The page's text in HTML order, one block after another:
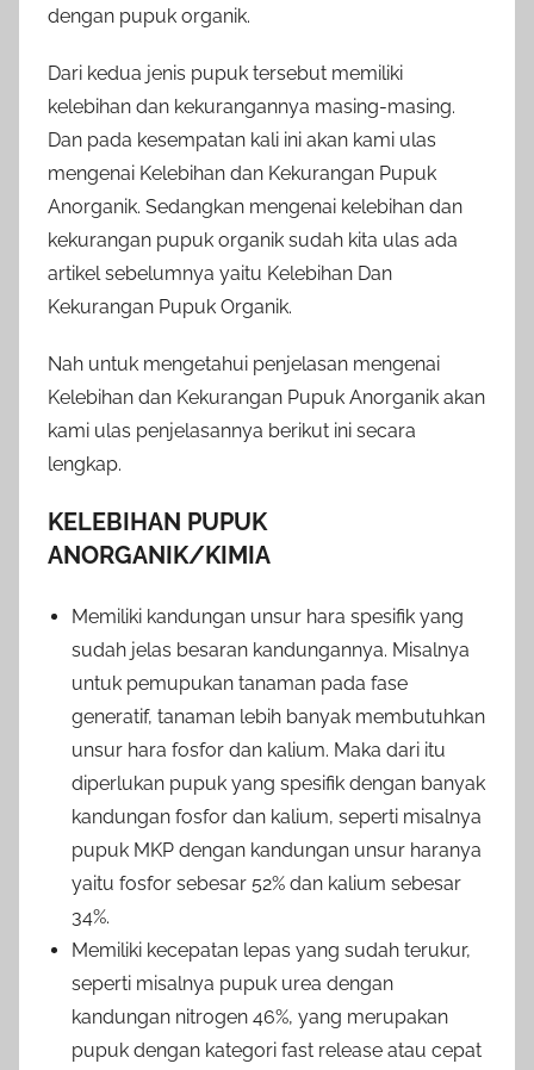
dengan pupuk organik.
Dari kedua jenis pupuk tersebut memiliki
kelebihan dan kekurangannya masing-masing.
Dan pada kesempatan kali ini akan kami ulas
mengenai Kelebihan dan Kekurangan Pupuk
Anorganik. Sedangkan mengenai kelebihan dan
kekurangan pupuk organik sudah kita ulas ada
artikel sebelumnya yaitu Kelebihan Dan
Kekurangan Pupuk Organik.
Nah untuk mengetahui penjelasan mengenai
Kelebihan dan Kekurangan Pupuk Anorganik akan
kami ulas penjelasannya berikut ini secara
lengkap.
KELEBIHAN PUPUK
ANORGANIK/KIMIA
Memiliki kandungan unsur hara spesifik yang
sudah jelas besaran kandungannya. Misalnya
untuk pemupukan tanaman pada fase
generatif, tanaman lebih banyak membutuhkan
unsur hara fosfor dan kalium. Maka dari itu
diperlukan pupuk yang spesifik dengan banyak
kandungan fosfor dan kalium, seperti misalnya
pupuk MKP dengan kandungan unsur haranya
yaitu fosfor sebesar 52% dan kalium sebesar
34%.
Memiliki kecepatan lepas yang sudah terukur,
seperti misalnya pupuk urea dengan
kandungan nitrogen 46%, yang merupakan
pupuk dengan kategori fast release atau cepat